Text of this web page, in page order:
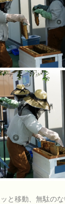
ッと移動、 無駄のな